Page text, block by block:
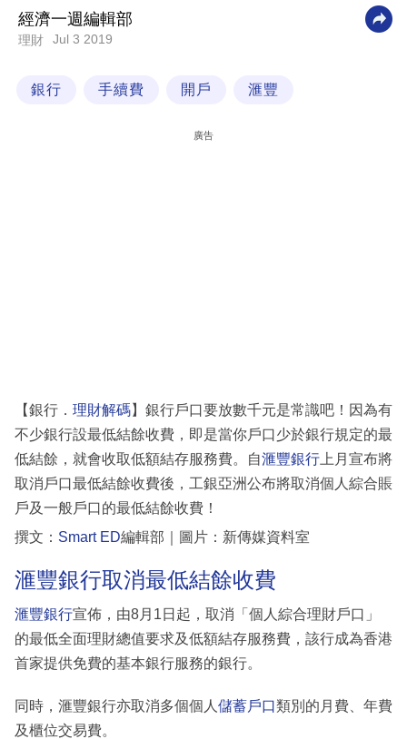
業
區
經濟一週編輯部
理財 Jul 3 2019
銀行 手續費 開戶 滙豐
廣告
【銀行． 理財解碼】銀行戶口要放數千元是常識吧！因為有
不少銀行設最低結餘收費，即是當你戶口少於銀行規定的最
低結餘，就會收取低額結存服務費。自滙豐銀行 上月宣布將
取消戶口最低結餘收費後，工銀亞洲公布將取消個人綜合賬
戶及一般戶口的最低結餘收費！
撰文： Smart ED編輯部｜圖片：新傳媒資料室
滙豐銀行取消最低結餘收費
滙豐銀行宣佈，由8月1日起，取消「個人綜合理財戶口」
的最低全面理財總值要求及低額結存服務費，該行成為香港
首家提供免費的基本銀行服務的銀行。
同時，滙豐銀行亦取消多個個人 儲蓄戶口類別的月費、年費
及櫃位交易費。